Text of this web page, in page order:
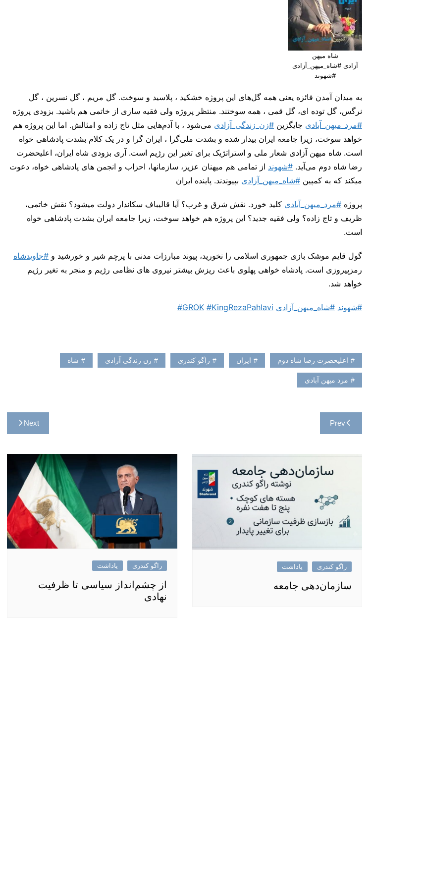
شاه میهن
آزادی #شاه_میهن_آزادی
#شهوند
به میدان آمدن فائزه یعنی همه گل‌های این پروژه خشکید ، پلاسید و سوخت. گل مریم ، گل نسرین ، گل
نرگس، گل توده ای، گل قمی ، همه سوختند. منتظر پروژه ولی فقیه سازی از خاتمی هم باشید. بزودی پروژه
#مرد_میهن_آبادی جایگزین #زن_زندگی_آزادی می‌شود ، با آدم‌هایی مثل تاج زاده و امثالش. اما این پروژه هم
خواهد سوخت، زیرا جامعه ایران بیدار شده و بشدت ملی‌گرا ، ایران گرا و در یک کلام بشدت پادشاهی خواه
است. شاه میهن آزادی شعار ملی و استراتژیک برای تغیر این رژیم است. آری بزودی شاه ایران، اعلیحضرت
رضا شاه دوم می‌آید. #شهوند از تمامی هم میهنان عزیز، سازمانها، احزاب و انجمن های پادشاهی خواه، دعوت
میکند که به کمپین #شاه_میهن_آزادی بپیوندند. پاینده ایران
پروژه #مرد_میهن_آبادی کلید خورد. نقش شرق و غرب؟ آیا قالیباف سکاندار دولت میشود؟ نقش خاتمی،
ظریف و تاج زاده؟ ولی فقیه جدید؟ این پروژه هم خواهد سوخت، زیرا جامعه ایران بشدت پادشاهی خواه
است.
گول قایم موشک بازی جمهوری اسلامی را نخورید، پیوند مبارزات مدنی با پرچم شیر و خورشید و #جاویدشاه
رمزپیروزی است. پادشاه خواهی پهلوی باعث ریزش بیشتر نیروی های نظامی رژیم و منجر به تغیر رژیم
خواهد شد.
#شهوند #شاه_میهن_آزادی #KingRezaPahlavi
#GROK
اعلیحضرت رضا شاه دوم ایران راگو کندری زن زندگی آزادی شاه
مرد میهن آبادی
راهبری
نوشته
Prev
Next
راگو کندری یاداشت
سازمان‌دهی جامعه
راگو کندری یاداشت
از چشم‌انداز سیاسی تا ظرفیت
نهادی